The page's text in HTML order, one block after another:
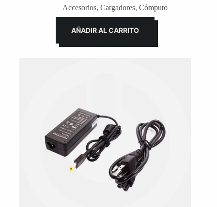
Accesorios, Cargadores, Cómputo
AÑADIR AL CARRITO